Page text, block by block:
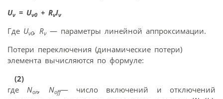
Uν = Uν0 + RνIν
Где Uν0, Rν— параметры линейной аппроксимации.
Потери переключения (динамические потери)
элемента вычисляются по формуле:
(2)
гдеNon, Noff— число включений и отключений